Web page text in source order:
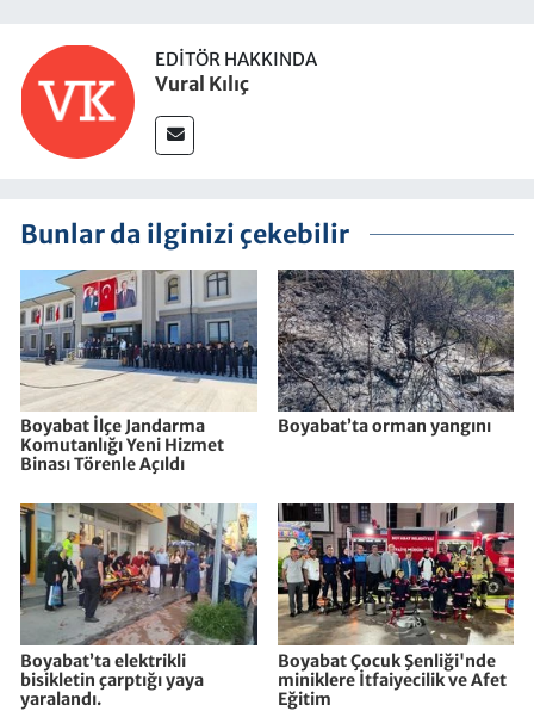
EDITÖR HAKKINDA
Vural Kılıç
Bunlar da ilginizi çekebilir
Boyabat İlçe Jandarma
Komutanlığı Yeni Hizmet
Binası Törenle Açıldı
Boyabat’ta orman yangını
Boyabat’ta elektrikli
bisikletin çarptığı yaya
yaralandı.
Boyabat Çocuk Şenliği'nde
miniklere İtfaiyecilik ve Afet
Eğitim